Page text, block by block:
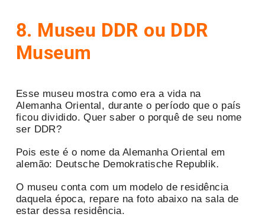
8. Museu DDR ou DDR
Museum
Esse museu mostra como era a vida na
Alemanha Oriental, durante o período que o país
ficou dividido. Quer saber o porquê de seu nome
ser DDR?
Pois este é o nome da Alemanha Oriental em
alemão: Deutsche Demokratische Republik.
O museu conta com um modelo de residência
daquela época, repare na foto abaixo na sala de
estar dessa residência.